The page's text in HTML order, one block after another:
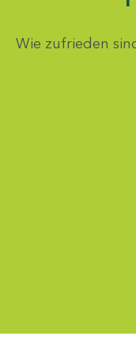
Wie zufrieden